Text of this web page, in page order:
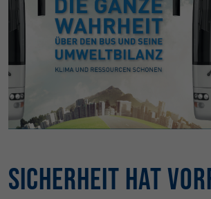
Sicherheit hat